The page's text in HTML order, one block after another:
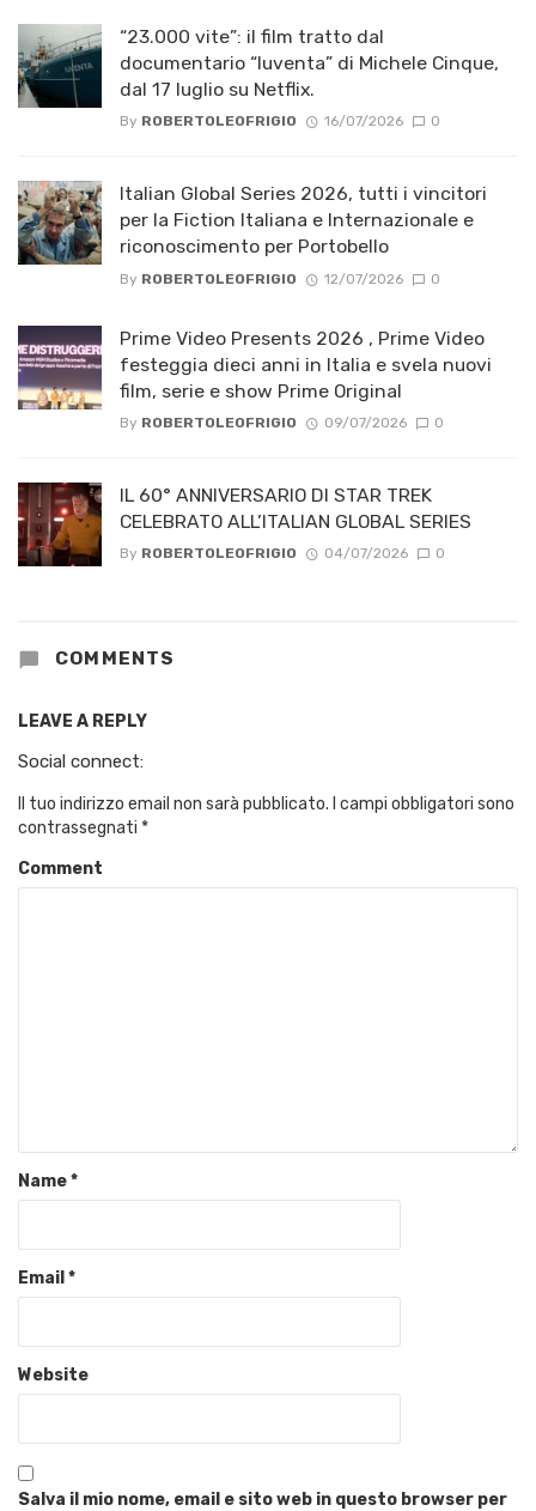
“23.000 vite”: il film tratto dal
documentario “Iuventa” di Michele Cinque,
dal 17 luglio su Netflix.
By ROBERTOLEOFRIGIO 16/07/2026 0
Italian Global Series 2026, tutti i vincitori
per la Fiction Italiana e Internazionale e
riconoscimento per Portobello
By ROBERTOLEOFRIGIO 12/07/2026 0
Prime Video Presents 2026 , Prime Video
festeggia dieci anni in Italia e svela nuovi
film, serie e show Prime Original
By ROBERTOLEOFRIGIO 09/07/2026 0
IL 60° ANNIVERSARIO DI STAR TREK
CELEBRATO ALL’ITALIAN GLOBAL SERIES
By ROBERTOLEOFRIGIO 04/07/2026 0
COMMENTS
LEAVE A REPLY
Social connect:
Il tuo indirizzo email non sarà pubblicato. I campi obbligatori sono
contrassegnati *
Comment
Name*
Email *
Website
Salva il mio nome, email e sito web in questo browser per